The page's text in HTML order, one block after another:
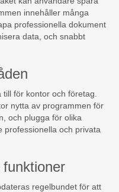
innehåller många
professionella dokument
data, och snabbt
för kontor och företag.
nytta av programmen för
och plugga för olika
professionella och privata
regelbundet för att